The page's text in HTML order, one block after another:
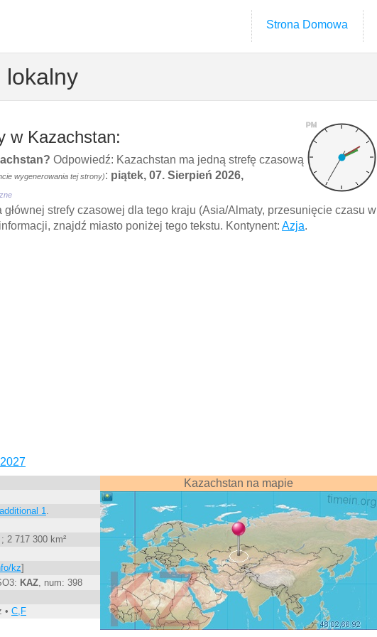
Strona Domowa
lokalny
PM
w Kazachstan:
Odpowiedź: Kazachstan ma jedną strefę czasową
wygenerowania tej strony): piątek, 07. Sierpień 2026,
strefy czasowej dla tego kraju (Asia/Almaty, przesunięcie czasu w
znajdź miasto poniżej tego tekstu. Kontynent: Azja.
1.
; 2 717 300 km²
kz]
KAZ, num: 398
• C,F
Kazachstan na mapie